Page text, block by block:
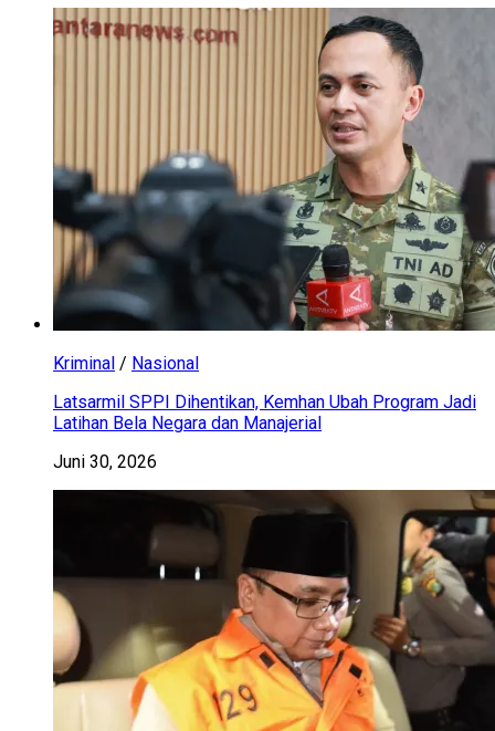
Kriminal / Nasional
Latsarmil SPPI Dihentikan, Kemhan Ubah Program Jadi
Latihan Bela Negara dan Manajerial
Juni 30, 2026